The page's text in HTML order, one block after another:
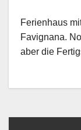
Ferienhaus
Favignana.
aber die